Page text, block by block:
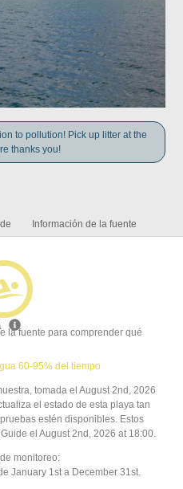
to pollution! Pick up litter at the
thanks you!
Información de la fuente
la fuente para comprender qué
60-95% del tiempo
tomada el August 2nd, 2026
el estado de esta playa tan
estén disponibles. Estos
el August 2nd, 2026 at 18:00.
monitoreo:
January 1st a December 31st.